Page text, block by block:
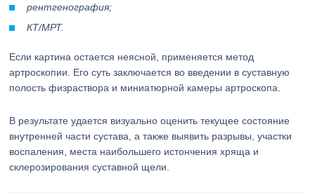
рентгенография;
КТ/МРТ.
Если картина остается неясной, применяется метод
артроскопии. Его суть заключается во введении в суставную
полость физраствора и миниатюрной камеры артроскопа.
В результате удается визуально оценить текущее состояние
внутренней части сустава, а также выявить разрывы, участки
воспаления, места наибольшего истончения хряща и
склерозирования суставной щели.